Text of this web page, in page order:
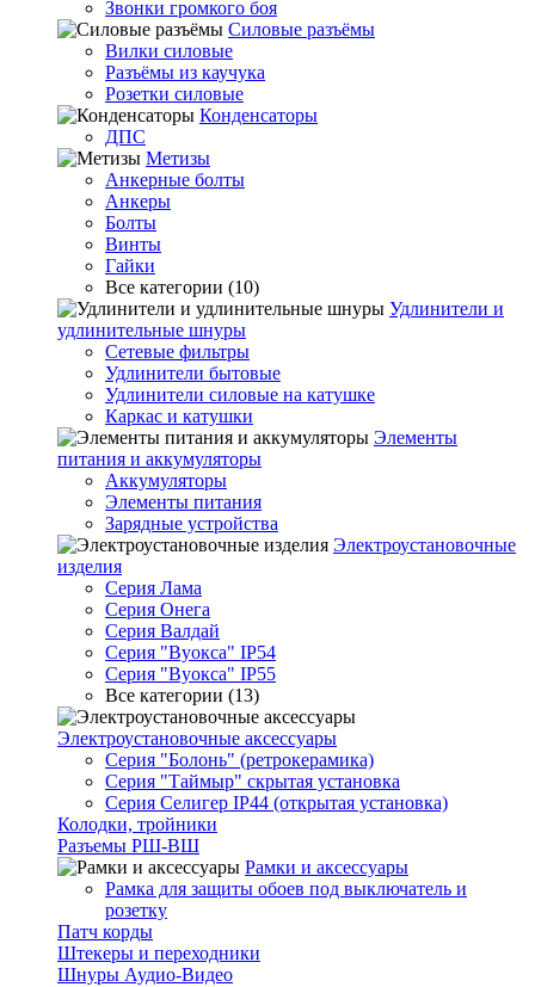
Звонки громкого боя
Силовые разъёмы
Вилки силовые
Разъёмы из каучука
Розетки силовые
Конденсаторы
ДПС
Метизы
Анкерные болты
Анкеры
Болты
Винты
Гайки
Все категории (10)
Удлинители и
удлинительные шнуры
Сетевые фильтры
Удлинители бытовые
Удлинители силовые на катушке
Каркас и катушки
Элементы
питания и аккумуляторы
Аккумуляторы
Элементы питания
Зарядные устройства
Электроустановочные
изделия
Серия Лама
Серия Онега
Серия Валдай
Серия "Вуокса" IP54
Серия "Вуокса" IP55
Все категории (13)
Электроустановочные аксессуары
Серия "Болонь" (ретрокерамика)
Серия "Таймыр" скрытая установка
Серия Селигер IP44 (открытая установка)
Колодки, тройники
Разъемы РШ-ВШ
Рамки и аксессуары
Рамка для защиты обоев под выключатель и
розетку
Патч корды
Штекеры и переходники
Шнуры Аудио-Видео